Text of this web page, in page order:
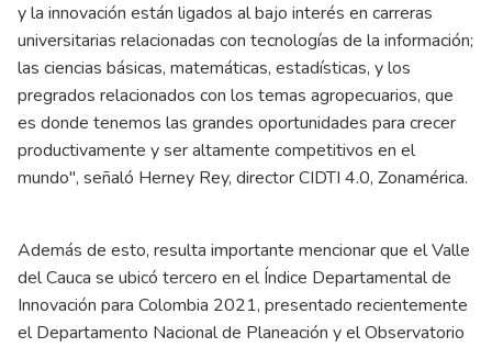
y la innovación están ligados al bajo interés en carreras
universitarias relacionadas con tecnologías de la información;
las ciencias básicas, matemáticas, estadísticas, y los
pregrados relacionados con los temas agropecuarios, que
es donde tenemos las grandes oportunidades para crecer
productivamente y ser altamente competitivos en el
mundo", señaló Herney Rey, director CIDTI 4.0, Zonamérica.
Además de esto, resulta importante mencionar que el Valle
del Cauca se ubicó tercero en el Índice Departamental de
Innovación para Colombia 2021, presentado recientemente
el Departamento Nacional de Planeación y el Observatorio